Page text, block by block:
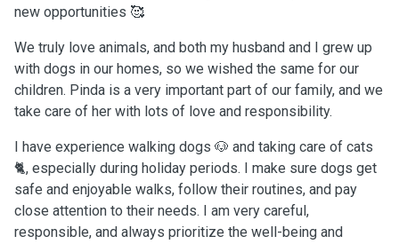
new opportunities 🥰
We truly love animals, and both my husband and I grew up
with dogs in our homes, so we wished the same for our
children. Pinda is a very important part of our family, and we
take care of her with lots of love and responsibility.
I have experience walking dogs 🐶 and taking care of cats
🐈, especially during holiday periods. I make sure dogs get
safe and enjoyable walks, follow their routines, and pay
close attention to their needs. I am very careful,
responsible, and always prioritize the well-being and